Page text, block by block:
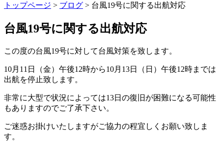
トップページ > ブログ > 台風19号に関する出航対応
台風19号に関する出航対応
この度の台風19号に対して台風対策を致します。
10月11日（金）午後12時から10月13日（日）午後12時までは
出航を停止致します。
非常に大型で状況によっては13日の復旧が困難になる可能性
もありますのでご了承下さい。
ご迷惑お掛けいたしますがご協力の程宜しくお願い致しま
す。